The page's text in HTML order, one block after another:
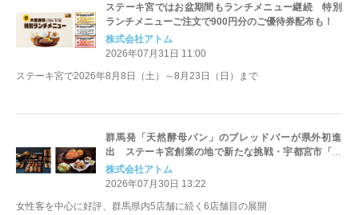
ステーキ宮ではお盆期間もランチメニュー継続 特別
ランチメニューご注文で900円分のご優待券配布も！
株式会社アトム
2026年07月31日 11:00
ステーキ宮で2026年8月8日（土）～8月23日（日）まで
群馬発「天然酵母パン」のブレッドバーが県外初進
出 ステーキ宮創業の地で新たな挑戦・宇都宮市「越
戸店」で導入開始
株式会社アトム
2026年07月30日 13:22
女性客を中心に好評、群馬県内5店舗に続く6店舗目の展開